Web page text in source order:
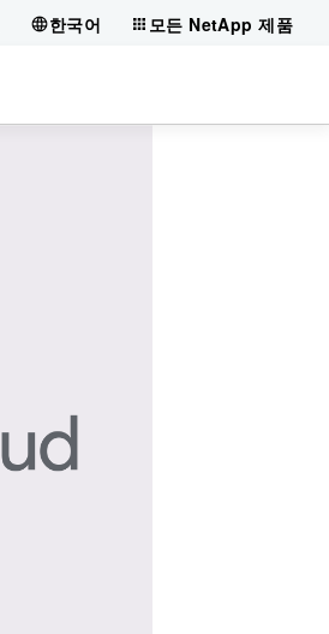
한국어 모든 NetApp 제품